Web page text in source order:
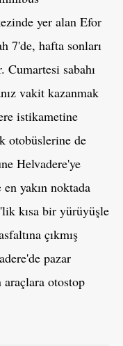
yer alan Efor
7'de, hafta sonları
Cumartesi sabahı
vakit kazanmak
istikametine
otobüslerine de
Helvadere'ye
yakın noktada
kısa bir yürüyüşle
çıkmış
pazar
otostop